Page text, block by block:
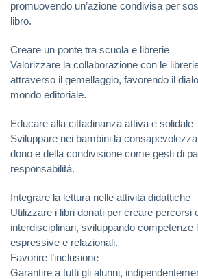
promuovendo un’azione condivisa per
libro.
Creare un ponte tra scuola e librerie
Valorizzare la collaborazione con le
attraverso il gemellaggio, favorendo il
mondo editoriale.
Educare alla cittadinanza attiva e solidale
Sviluppare nei bambini la consapevolezza
dono e della condivisione come gesti di
responsabilità.
Integrare la lettura nelle attività didattiche
Utilizzare i libri donati per creare percorsi
interdisciplinari, sviluppando competenze
espressive e relazionali.
Favorire l’inclusione
Garantire a tutti gli alunni,